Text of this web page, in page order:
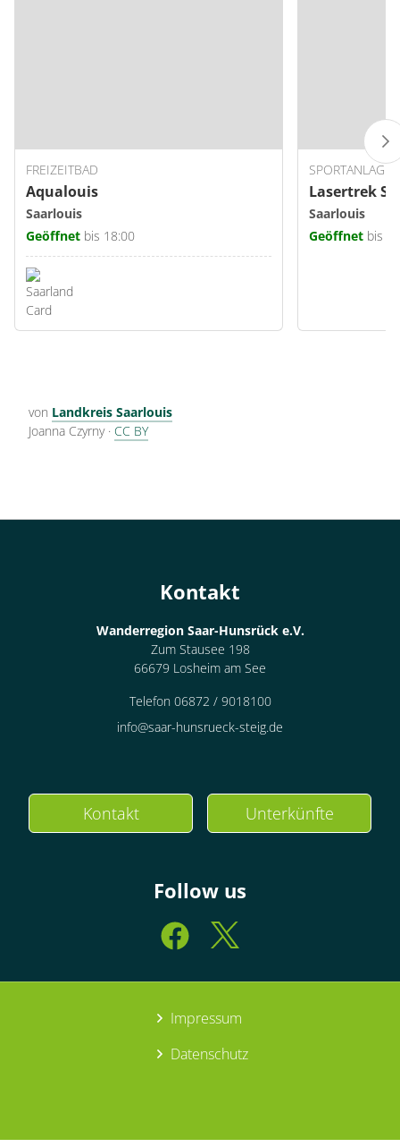
FREIZEITBAD
Aqualouis
Saarlouis
Geöffnet bis 18:00
SPORTANLAGE
Lasertrek
Saarlouis
Geöffnet bis
von Landkreis Saarlouis
Joanna Czyrny · CC BY
Kontakt
Wanderregion Saar-Hunsrück e.V.
Zum Stausee 198
66679 Losheim am See
Telefon 06872 / 9018100
info@saar-hunsrueck-steig.de
Kontakt Unterkünfte
Follow us
Impressum
Datenschutz